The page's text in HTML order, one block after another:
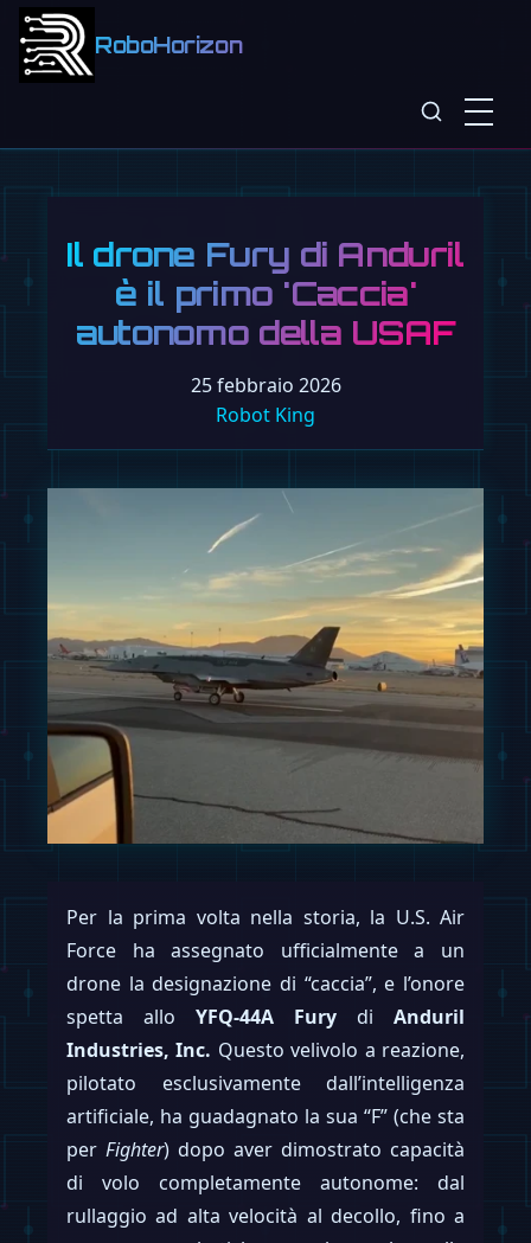
RoboHorizon
Il drone Fury di Anduril
è il primo 'Caccia'
autonomo della USAF
25 febbraio 2026
Robot King
Per la prima volta nella storia, la U.S. Air
Force ha assegnato ufficialmente a un
drone la designazione di “caccia”, e l’onore
spetta allo YFQ-44A Fury di Anduril
Industries, Inc. Questo velivolo a reazione,
pilotato esclusivamente dall’intelligenza
artificiale, ha guadagnato la sua “F” (che sta
per Fighter) dopo aver dimostrato capacità
di volo completamente autonome: dal
rullaggio ad alta velocità al decollo, fino a